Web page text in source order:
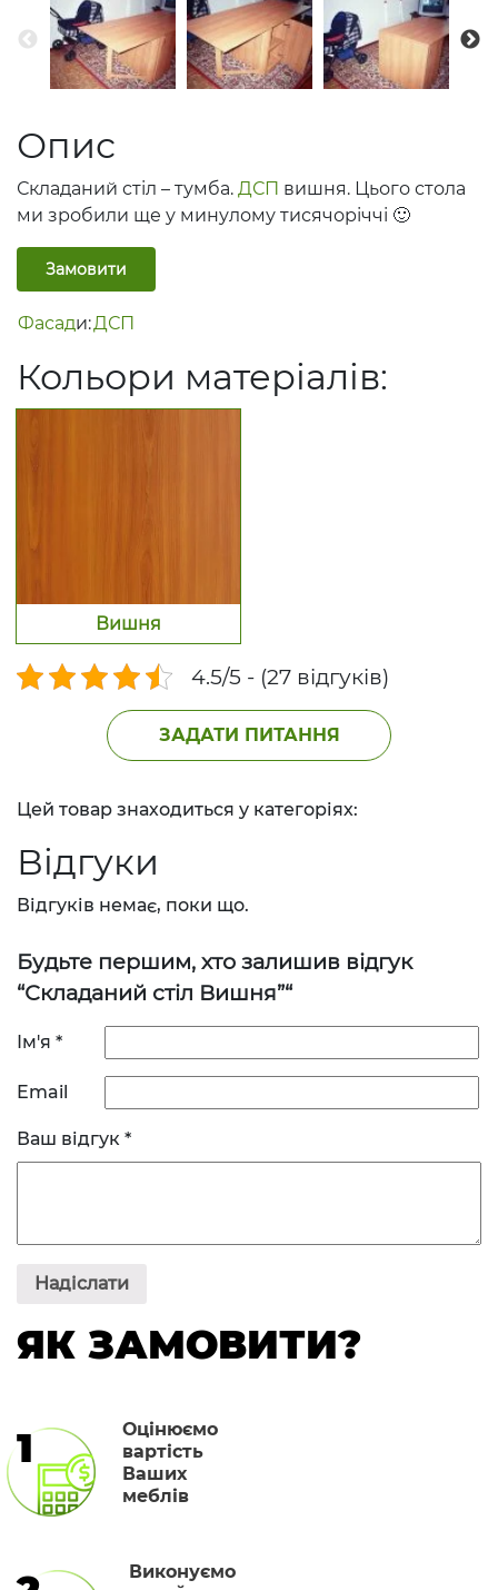
Опис
Складаний стіл – тумба. ДСП вишня. Цього стола
ми зробили ще у минулому тисячоріччі 🙂
Замовити
Фасади:ДСП
Кольори матеріалів:
Вишня
4.5/5 - (27 відгуків)
ЗАДАТИ ПИТАННЯ
Цей товар знаходиться у категоріях:
Відгуки
Відгуків немає, поки що.
Будьте першим, хто залишив відгук
“Складаний стіл Вишня”“
Ім'я *
Email
Ваш відгук *
ЯК ЗАМОВИТИ?
1
Оцінюємо
вартість
Ваших
меблів
Виконуємо